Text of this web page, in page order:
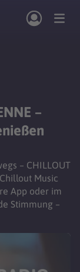
–
– CHILLOUT
Music
App oder im
Stimmung –